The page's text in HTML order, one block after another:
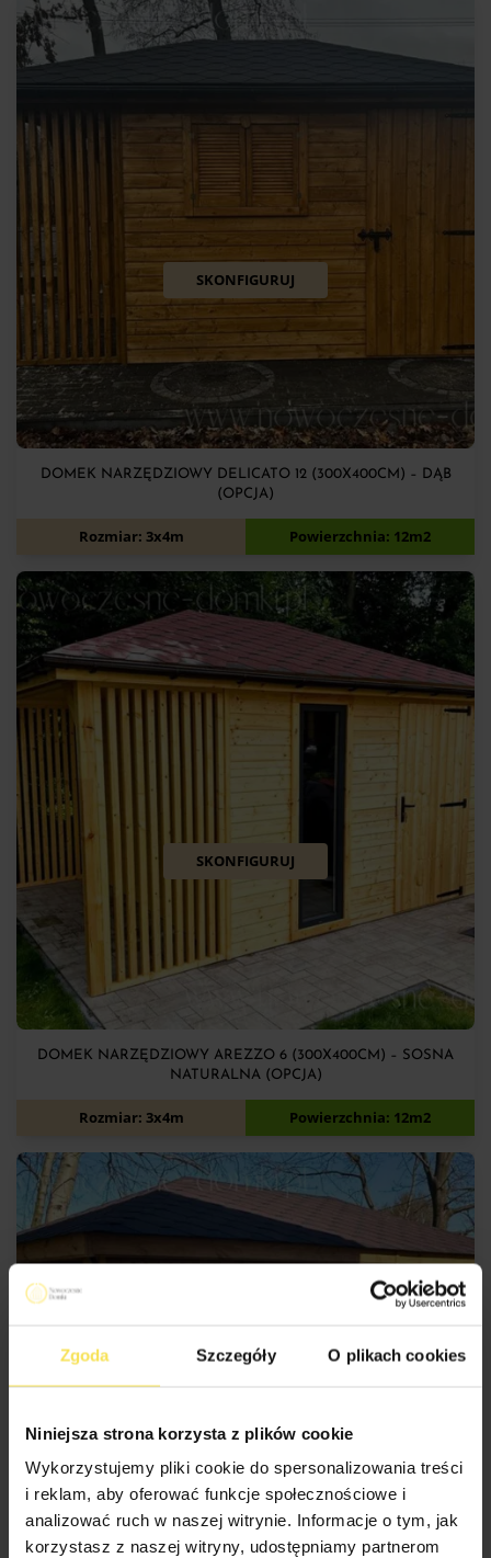
Zgoda Szczegóły O plikach cookies
Niniejsza strona korzysta z plików cookie
Wykorzystujemy pliki cookie do spersonalizowania treści
i reklam, aby oferować funkcje społecznościowe i
analizować ruch w naszej witrynie. Informacje o tym, jak
korzystasz z naszej witryny, udostępniamy partnerom
SKONFIGURUJ
DOMEK NARZĘDZIOWY DELICATO 12 (300X400CM) – DĄB
(OPCJA)
8 400zł
Rozmiar: 3x4m Powierzchnia: 12m2
SKONFIGURUJ
DOMEK NARZĘDZIOWY AREZZO 6 (300X400CM) – SOSNA
NATURALNA (OPCJA)
8 700zł
Rozmiar: 3x4m Powierzchnia: 12m2
SKONFIGURUJ